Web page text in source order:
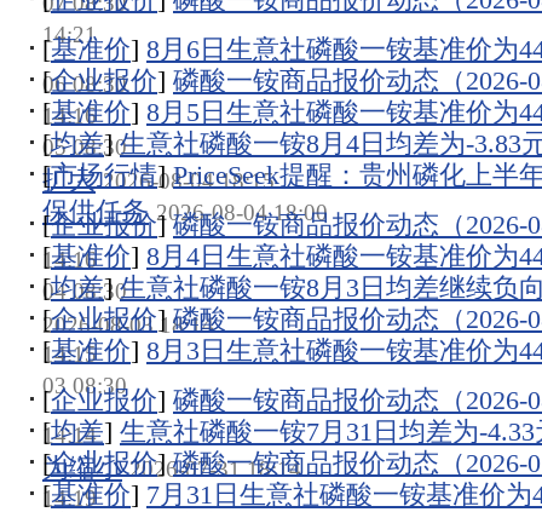
14:21
[基准价] 8月6日生意社磷酸一铵基准价为
06 08:30
[企业报价] 磷酸一铵商品报价动态（2026-
14:16
[基准价] 8月5日生意社磷酸一铵基准价为
05 08:30
[均差]生意社磷酸一铵8月4日均差为-3.83
扩大 2026-08-04 18:15
[市场行情]PriceSeek提醒：贵州磷化上半
保供任务 2026-08-04 18:00
[企业报价]磷酸一铵商品报价动态（2026-
14:16
[基准价] 8月4日生意社磷酸一铵基准价为
04 08:30
[均差]生意社磷酸一铵8月3日均差继续负
2026-08-03 18:14
[企业报价] 磷酸一铵商品报价动态（2026-
14:15
[基准价] 8月3日生意社磷酸一铵基准价为
03 08:30
[企业报价] 磷酸一铵商品报价动态（2026-
14:14
[均差] 生意社磷酸一铵7月31日均差为-
为缩小 2026-07-31 18:14
[企业报价]磷酸一铵商品报价动态（2026-
14:19
[基准价] 7月31日生意社磷酸一铵基准价为